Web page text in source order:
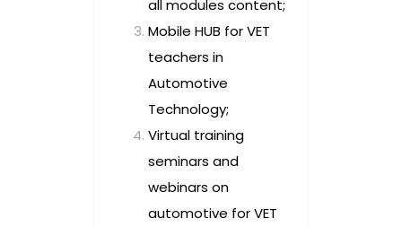
all modules content;
Mobile HUB for VET
teachers in
Automotive
Technology;
Virtual training
seminars and
webinars on
automotive for VET